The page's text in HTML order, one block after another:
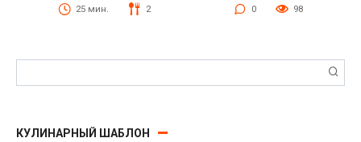
25 мин. 2 0 98
КУЛИНАРНЫЙ ШАБЛОН